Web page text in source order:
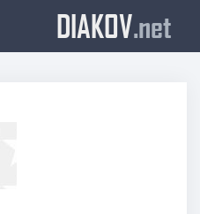
DIAKOV.net